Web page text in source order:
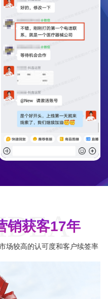
销获客17年
场较高的认可度和客户续签率